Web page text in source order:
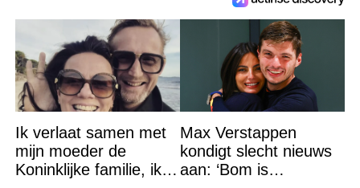
Ik verlaat samen met
mijn moeder de
Koninklijke familie, ik
Max Verstappen
kondigt slecht nieuws
aan: ‘Bom is